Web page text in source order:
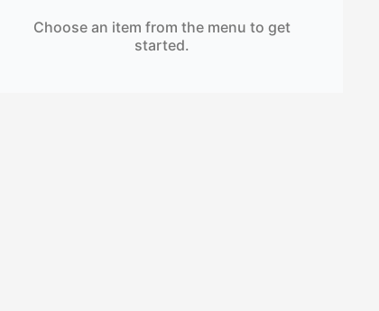
Choose an item from the menu to get
started.